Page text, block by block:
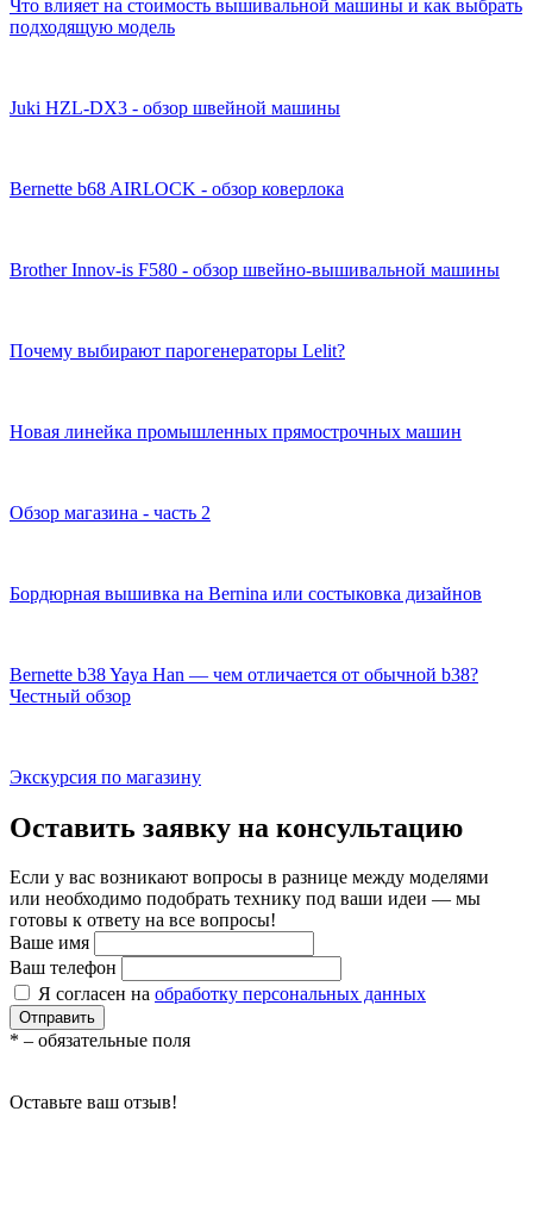
Что влияет на стоимость вышивальной машины и как выбрать
подходящую модель
Juki HZL-DX3 - обзор швейной машины
Bernette b68 AIRLOCK - обзор коверлока
Brother Innov-is F580 - обзор швейно-вышивальной машины
Почему выбирают парогенераторы Lelit?
Новая линейка промышленных прямострочных машин
Обзор магазина - часть 2
Бордюрная вышивка на Bernina или состыковка дизайнов
Bernette b38 Yaya Han — чем отличается от обычной b38?
Честный обзор
Экскурсия по магазину
Оставить заявку на консультацию
Если у вас возникают вопросы в разнице между моделями
или необходимо подобрать технику под ваши идеи — мы
готовы к ответу на все вопросы!
Ваше имя
Ваш телефон
Я согласен на обработку персональных данных
Отправить
* – обязательные поля
Оставьте ваш отзыв!